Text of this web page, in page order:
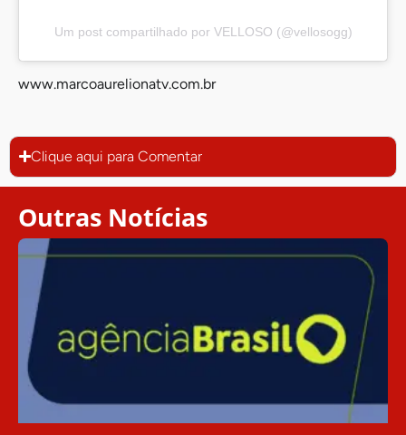
Um post compartilhado por VELLOSO (@vellosogg)
www.marcoaurelionatv.com.br
Clique aqui para Comentar
Outras Notícias